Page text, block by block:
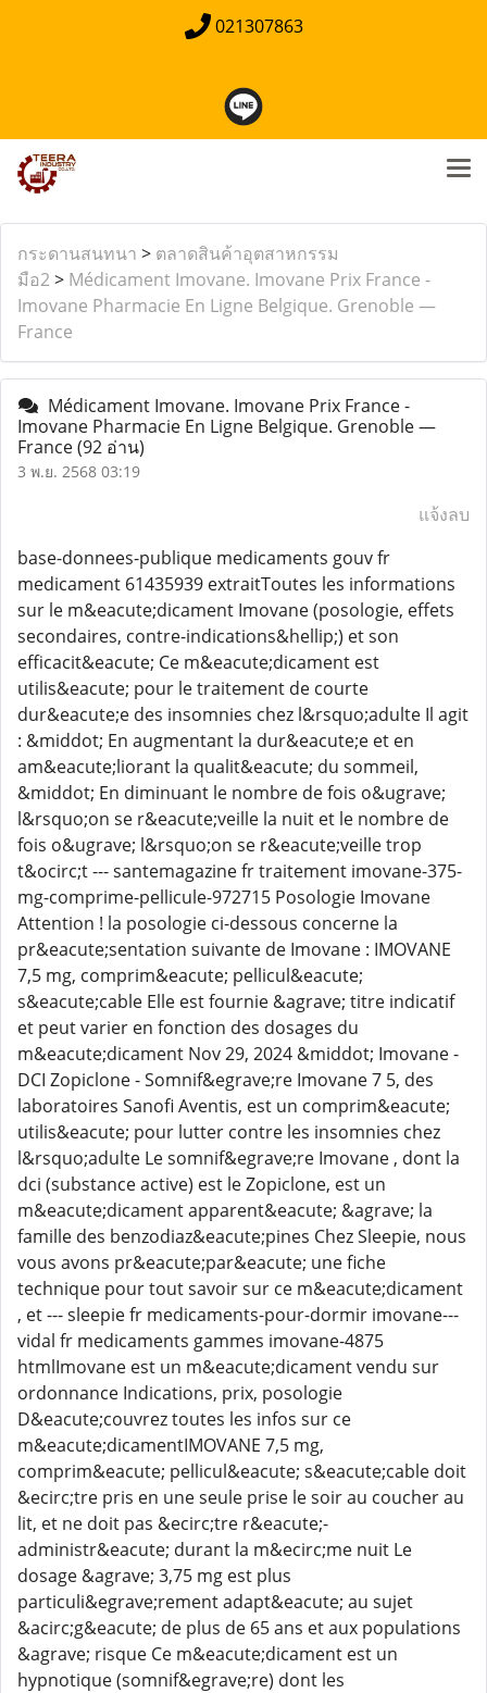
021307863
กระดานสนทนา > ตลาดสินค้าอุตสาหกรรม
มือ2> Médicament Imovane. Imovane Prix France -
Imovane Pharmacie En Ligne Belgique. Grenoble —
France
Médicament Imovane. Imovane Prix France -
Imovane Pharmacie En Ligne Belgique. Grenoble —
France(92 อ่าน)
3 พ.ย. 2568 03:19
แจ้งลบ
base-donnees-publique medicaments gouv fr
medicament 61435939 extraitToutes les informations
sur le m&eacute;dicament Imovane (posologie, effets
secondaires, contre-indications&hellip;) et son
efficacit&eacute; Ce m&eacute;dicament est
utilis&eacute; pour le traitement de courte
dur&eacute;e des insomnies chez l&rsquo;adulte Il agit
: &middot; En augmentant la dur&eacute;e et en
am&eacute;liorant la qualit&eacute; du sommeil,
&middot; En diminuant le nombre de fois o&ugrave;
l&rsquo;on se r&eacute;veille la nuit et le nombre de
fois o&ugrave; l&rsquo;on se r&eacute;veille trop
t&ocirc;t --- santemagazine fr traitement imovane-375-
mg-comprime-pellicule-972715 Posologie Imovane
Attention ! la posologie ci-dessous concerne la
pr&eacute;sentation suivante de Imovane : IMOVANE
7,5 mg, comprim&eacute; pellicul&eacute;
s&eacute;cable Elle est fournie &agrave; titre indicatif
et peut varier en fonction des dosages du
m&eacute;dicament Nov 29, 2024 &middot; Imovane -
DCI Zopiclone - Somnif&egrave;re Imovane 7 5, des
laboratoires Sanofi Aventis, est un comprim&eacute;
utilis&eacute; pour lutter contre les insomnies chez
l&rsquo;adulte Le somnif&egrave;re Imovane , dont la
dci (substance active) est le Zopiclone, est un
m&eacute;dicament apparent&eacute; &agrave; la
famille des benzodiaz&eacute;pines Chez Sleepie, nous
vous avons pr&eacute;par&eacute; une fiche
technique pour tout savoir sur ce m&eacute;dicament
, et --- sleepie fr medicaments-pour-dormir imovane---
vidal fr medicaments gammes imovane-4875
htmlImovane est un m&eacute;dicament vendu sur
ordonnance Indications, prix, posologie
D&eacute;couvrez toutes les infos sur ce
m&eacute;dicamentIMOVANE 7,5 mg,
comprim&eacute; pellicul&eacute; s&eacute;cable doit
&ecirc;tre pris en une seule prise le soir au coucher au
lit, et ne doit pas &ecirc;tre r&eacute;-
administr&eacute; durant la m&ecirc;me nuit Le
dosage &agrave; 3,75 mg est plus
particuli&egrave;rement adapt&eacute; au sujet
&acirc;g&eacute; de plus de 65 ans et aux populations
&agrave; risque Ce m&eacute;dicament est un
hypnotique (somnif&egrave;re) dont les